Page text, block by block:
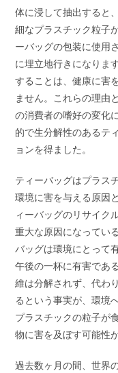
体に浸して抽出すると
細なプラスチック粒子
ーバッグの包装に使用
に埋立地行きになりま
することは、健康に害
ません。これらの理由
の消費者の嗜好の変化
的で生分解性のあるテ
ョンを得ました。
ティーバッグはプラス
環境に害を与える原因
ィーバッグのリサイク
重大な原因になってい
バッグは環境にとって
午後の一杯に有害であ
維は分解されず、代わ
るという事実が、環境
プラスチックの粒子が
物に害を及ぼす可能性
過去数ヶ月の間、世界